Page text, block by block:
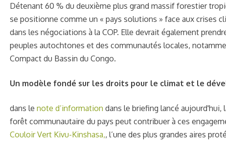
Détenant 60 % du deuxième plus grand massif forestier
se positionne comme un « pays solutions » face aux crises
dans les négociations à la COP. Elle devrait également
peuples autochtones et des communautés locales,
Compact du Bassin du Congo.
Un modèle fondé sur les droits pour le climat et le
dans le note d’information dans le briefing lancé aujourd'hui,
forêt communautaire du pays peut contribuer à ces
Couloir Vert Kivu-Kinshasa,, l’une des plus grandes aires